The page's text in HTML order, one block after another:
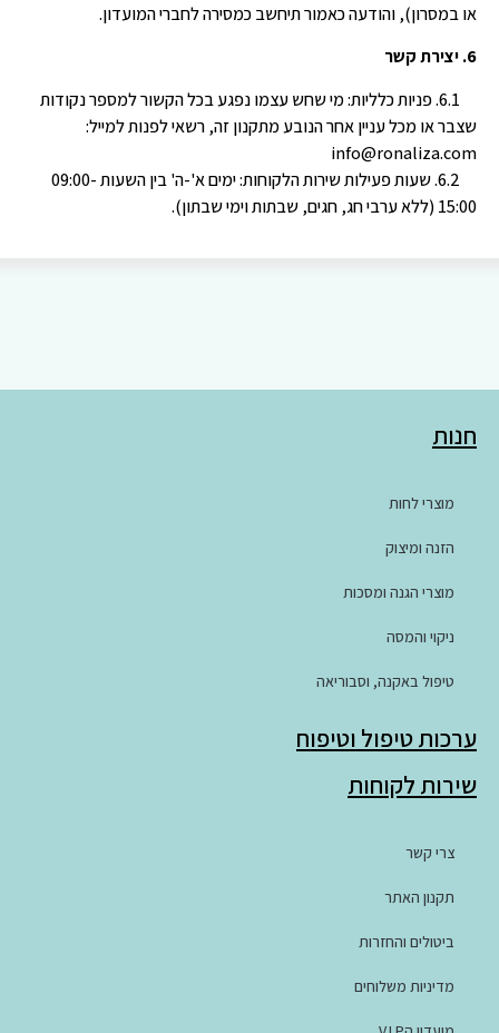
או במסרון), והודעה כאמור תיחשב כמסירה לחברי המועדון.
6. יצירת קשר
6.1. פניות כלליות: מי שחש עצמו נפגע בכל הקשור למספר נקודות
שצבר או מכל עניין אחר הנובע מתקנון זה, רשאי לפנות למייל:
info@ronaliza.com
6.2. שעות פעילות שירות הלקוחות: ימים א'-ה' בין השעות 09:00-
15:00 (ללא ערבי חג, חגים, שבתות וימי שבתון).
חנות
מוצרי לחות
הזנה ומיצוק
מוצרי הגנה ומסכות
ניקוי והמסה
טיפול באקנה, וסבוריאה
ערכות טיפול וטיפוח
שירות לקוחות
צרי קשר
תקנון האתר
ביטולים והחזרות
מדיניות משלוחים